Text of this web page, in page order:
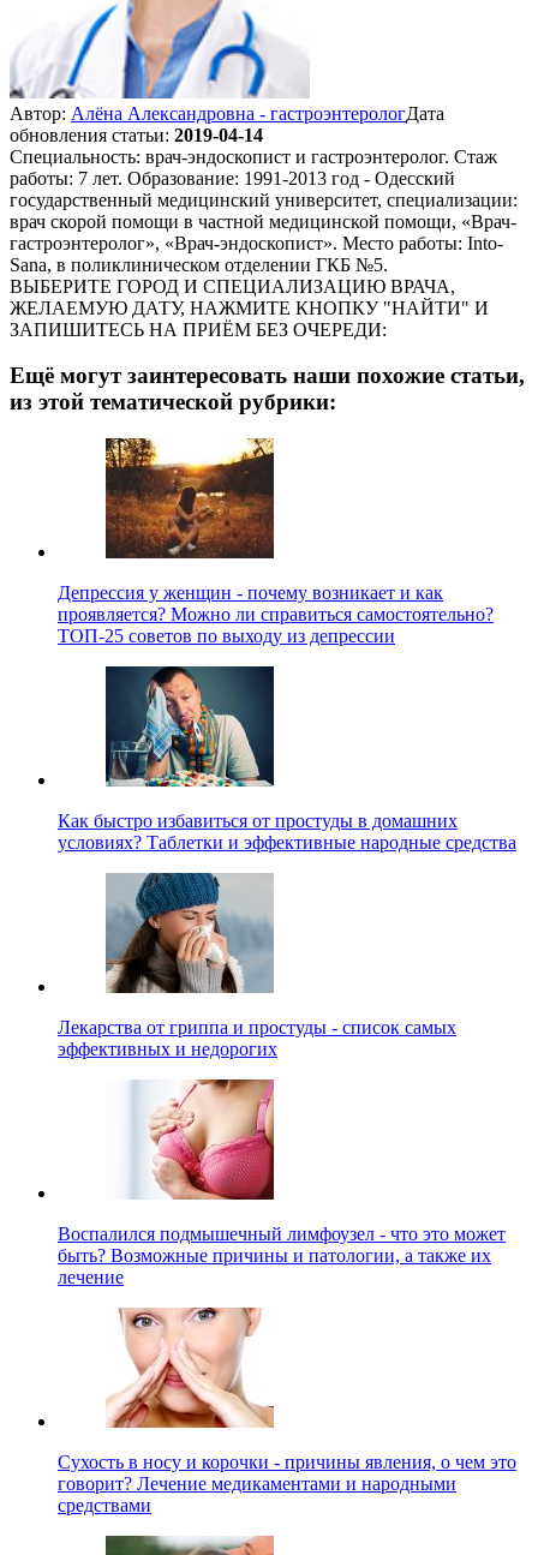
Автор: Алёна Александровна - гастроэнтерологДата
обновления статьи: 2019-04-14
Специальность: врач-эндоскопист и гастроэнтеролог. Стаж
работы: 7 лет. Образование: 1991-2013 год - Одесский
государственный медицинский университет, специализации:
врач скорой помощи в частной медицинской помощи, «Врач-
гастроэнтеролог», «Врач-эндоскопист». Место работы: Into-
Sana, в поликлиническом отделении ГКБ №5.
ВЫБЕРИТЕ ГОРОД И СПЕЦИАЛИЗАЦИЮ ВРАЧА,
ЖЕЛАЕМУЮ ДАТУ, НАЖМИТЕ КНОПКУ "НАЙТИ" И
ЗАПИШИТЕСЬ НА ПРИЁМ БЕЗ ОЧЕРЕДИ:
Ещё могут заинтересовать наши похожие статьи,
из этой тематической рубрики:
Депрессия у женщин - почему возникает и как
проявляется? Можно ли справиться самостоятельно?
ТОП-25 советов по выходу из депрессии
Как быстро избавиться от простуды в домашних
условиях? Таблетки и эффективные народные средства
Лекарства от гриппа и простуды - список самых
эффективных и недорогих
Воспалился подмышечный лимфоузел - что это может
быть? Возможные причины и патологии, а также их
лечение
Сухость в носу и корочки - причины явления, о чем это
говорит? Лечение медикаментами и народными
средствами